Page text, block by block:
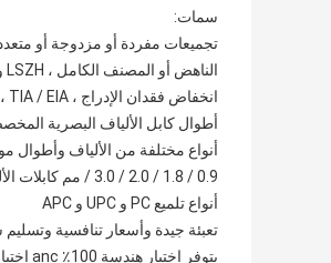
سمات:
تجميعات مفردة أو مزدوجة أو
الناهض أو المصنف الكامل ، LSZH والكابلات متوفرة
انخفاض فقدان الإدراج ، IEC ، TIA / EIA ، متوافق مع Telcordia
أطوال كابل الألياف البصرية
أنواع مختلفة من الألياف وأطوال موجية ، نموذجي 9/125 وضع فردي ، 50/125 متعدد
0.9 / 1.8 / 2.0 / 3.0 / مم كابلات الألياف البصرية ذات القطر الخارجي
أنواع تلميع PC و UPC و APC
تعبئة جيدة وأسعار تنافسية وتسليم
يتوفر اختبار هندسة 100٪ anc اختبار تنظيف IEC